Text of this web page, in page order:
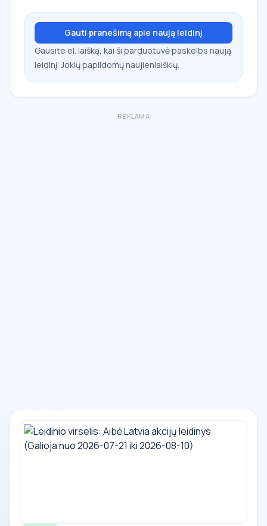
Gauti pranešimą apie naują leidinį
Gausite el. laišką, kai ši parduotuvė paskelbs naują
leidinį. Jokių papildomų naujienlaiškių.
REKLAMA